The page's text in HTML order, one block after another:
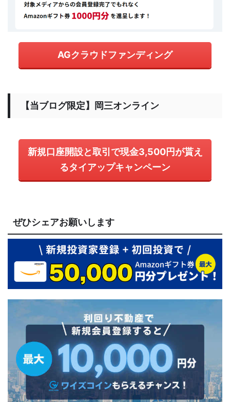
AGクラウドファンディング
【当ブログ限定】岡三オンライン
新規口座開設と取引で現金3,500円が貰え
るタイアップキャンペーン
ぜひシェアお願いします